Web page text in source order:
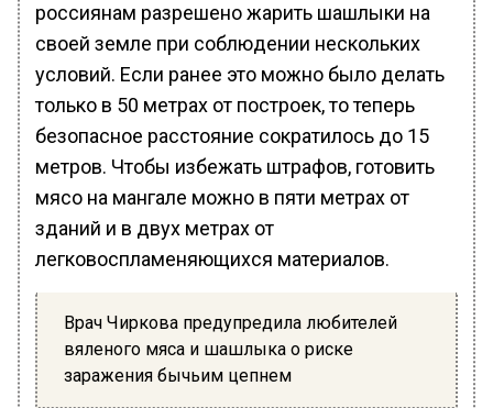
россиянам разрешено жарить шашлыки на
своей земле при соблюдении нескольких
условий. Если ранее это можно было делать
только в 50 метрах от построек, то теперь
безопасное расстояние сократилось до 15
метров. Чтобы избежать штрафов, готовить
мясо на мангале можно в пяти метрах от
зданий и в двух метрах от
легковоспламеняющихся материалов.
Врач Чиркова предупредила любителей
вяленого мяса и шашлыка о риске
заражения бычьим цепнем